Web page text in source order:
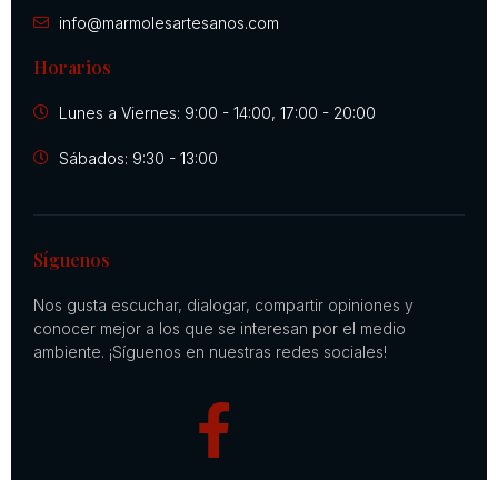
info@marmolesartesanos.com
Horarios
Lunes a Viernes: 9:00 - 14:00, 17:00 - 20:00
Sábados: 9:30 - 13:00
Síguenos
Nos gusta escuchar, dialogar, compartir opiniones y
conocer mejor a los que se interesan por el medio
ambiente. ¡Síguenos en nuestras redes sociales!